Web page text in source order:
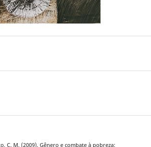
C. M. (2009). Gênero e combate à pobreza: